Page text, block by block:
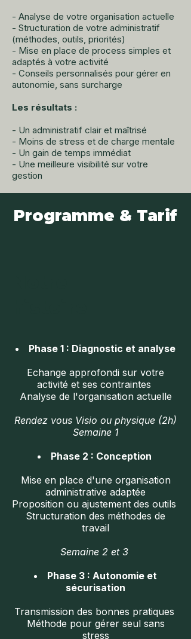
- Analyse de votre organisation actuelle
- Structuration de votre administratif
(méthodes, outils, priorités)
- Mise en place de process simples et
adaptés à votre activité
- Conseils personnalisés pour gérer en
autonomie, sans surcharge
Les résultats :
- Un administratif clair et maîtrisé
- Moins de stress et de charge mentale
- Un gain de temps immédiat
- Une meilleure visibilité sur votre
gestion
Programme & Tarif
Phase 1 : Diagnostic et analyse
Echange approfondi sur votre
activité et ses contraintes ​​
Analyse de l'organisation actuelle
Rendez vous Visio ou physique (2h)
Semaine 1
Phase 2 : Conception
Mise en place d'une organisation
administrative adaptée​
Proposition ou ajustement des outils
Structuration des méthodes de
travail
Semaine 2 et 3
Phase 3 : Autonomie et
sécurisation
Transmission des bonnes pratiques ​
Méthode pour gérer seul sans
stress​